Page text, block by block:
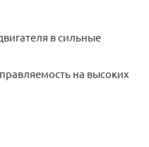
в сильные
на высоких